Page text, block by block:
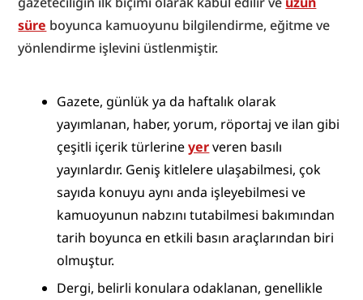
süre boyunca kamuoyunu bilgilendirme, eğitme ve
yönlendirme işlevini üstlenmiştir.
Gazete, günlük ya da haftalık olarak
yayımlanan, haber, yorum, röportaj ve ilan gibi
çeşitli içerik türlerine yer veren basılı
yayınlardır. Geniş kitlelere ulaşabilmesi, çok
sayıda konuyu aynı anda işleyebilmesi ve
kamuoyunun nabzını tutabilmesi bakımından
tarih boyunca en etkili basın araçlarından biri
olmuştur.
Dergi, belirli konulara odaklanan, genellikle